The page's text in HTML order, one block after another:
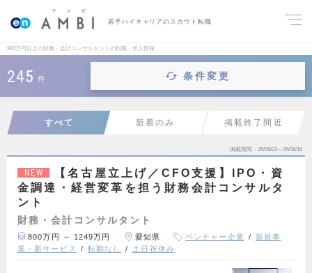
若手ハイキャリアのスカウト転職
800万円以上の財務・会計コンサルタントの転職・求人情報
245 件 条件変更
すべて 新着のみ 掲載終了間近
掲載期間 26/08/03～26/08/16
NEW
【名古屋立上げ／CFO支援】IPO・資
金調達・経営変革を担う財務会計コンサルタ
ント
財務・会計コンサルタント
800万円 ～ 1249万円 愛知県 ベンチャー企業
新規事
業・新サービス
転勤なし 土日祝休み